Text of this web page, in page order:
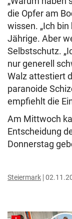
die Opfer am
wissen. „Ich
Jährige. Aber
Selbstschutz.
nur generell
Walz attestiert
paranoide
empfiehlt die
Am Mittwoch
Entscheidung
Donnerstag
Steiermark